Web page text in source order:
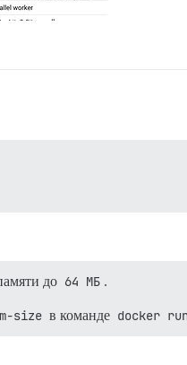
до 64 МБ .
size в команде docker